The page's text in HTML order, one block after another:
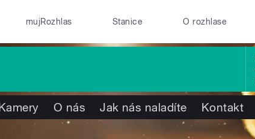
mujRozhlas Stanice O rozhlase
O nás Jak nás naladíte Kontakt